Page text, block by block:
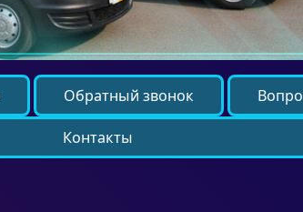
Обратный звонок
Контакты